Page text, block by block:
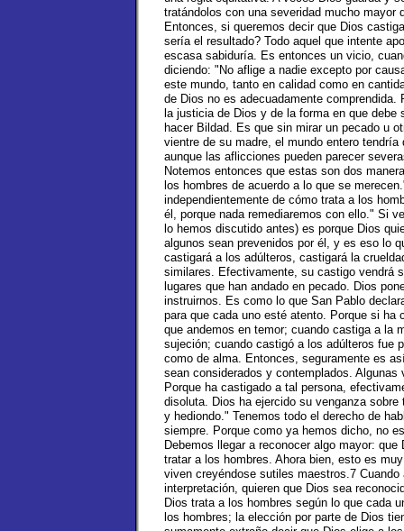
tratándolos con una severidad mucho mayor
Entonces, si queremos decir que Dios
sería el resultado? Todo aquel que intente
escasa sabiduría. Es entonces un vicio,
diciendo: "No aflige a nadie excepto por
este mundo, tanto en calidad como en
de Dios no es adecuadamente
la justicia de Dios y de la forma en que
hacer Bildad. Es que sin mirar un pecado u
vientre de su madre, el mundo entero
aunque las aflicciones pueden parecer
Notemos entonces que estas son dos
los hombres de acuerdo a lo que se
independientemente de cómo trata a los
él, porque nada remediaremos con ello." Si
lo hemos discutido antes) es porque Dios
algunos sean prevenidos por él, y es eso lo
castigará a los adúlteros, castigará la
similares. Efectivamente, su castigo vendrá
lugares que han andado en pecado. Dios
instruirnos. Es como lo que San Pablo
para que cada uno esté atento. Porque si ha
que andemos en temor; cuando castiga a la
sujeción; cuando castigó a los adúlteros fue
como de alma. Entonces, seguramente es
sean considerados y contemplados.
Porque ha castigado a tal persona,
disoluta. Dios ha ejercido su venganza
y hediondo." Tenemos todo el derecho de
siempre. Porque como ya hemos dicho, no
Debemos llegar a reconocer algo mayor:
tratar a los hombres. Ahora bien, esto es
viven creyéndose sutiles maestros.7
interpretación, quieren que Dios sea
Dios trata a los hombres según lo que cada
los hombres; la elección por parte de Dios